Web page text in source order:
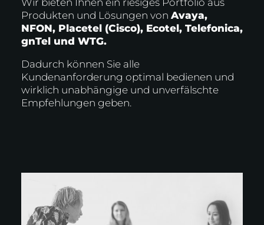
Wir bieten Ihnen ein riesiges Portfolio aus
Produkten und Lösungen von Avaya,
NFON, Placetel (Cisco), Ecotel, Telefonica,
gnTel und WTG.
Dadurch können Sie alle
Kundenanforderung optimal bedienen und
wirklich unabhängige und unverfälschte
Empfehlungen geben.